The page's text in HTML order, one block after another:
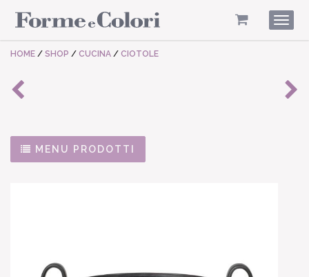
HOME / SHOP / CUCINA / CIOTOLE
MENU PRODOTTI